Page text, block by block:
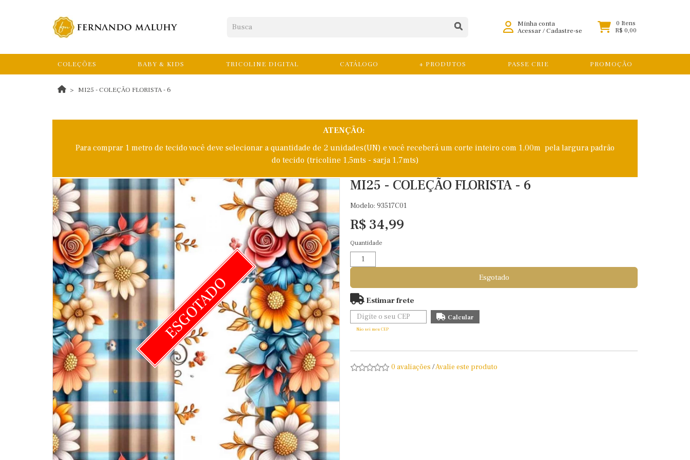
Minha conta
Acessar/Cadastre-se
0 Itens
R$ 0,00
COLEÇÕES BABY & KIDS TRICOLINE DIGITAL CATÁLOGO + PRODUTOS PASSE CRIE PROMOÇÃO
MI25 - COLEÇÃO FLORISTA - 6
ATENÇÃO:
Para comprar 1 metro de tecido você deve selecionar a quantidade de 2 unidades(UN) e você receberá um corte inteiro com 1,00m pela largura padrão
do tecido (tricoline 1,5mts - sarja 1,7mts)
ESGOTADO
MI25 - COLEÇÃO FLORISTA - 6
Modelo: 93517C01
R$ 34,99
Quantidade
Esgotado
Estimar frete
Não sei meu CEP
0 avaliações /Avalie este produto